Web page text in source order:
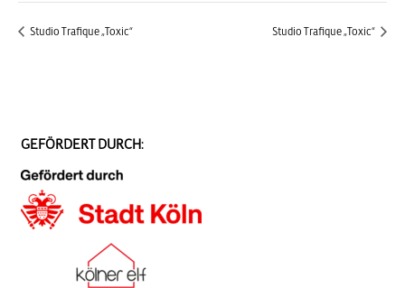
Studio Trafique „Toxic“ Studio Trafique „Toxic“
GEFÖRDERT DURCH: